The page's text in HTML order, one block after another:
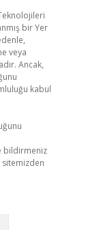
bir Yer
veya
Ancak,
kabul
bildirmeniz